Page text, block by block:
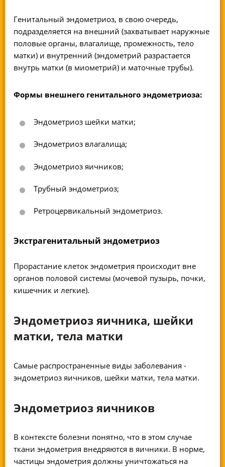
Генитальный эндометриоз, в свою очередь,
подразделяется на внешний (захватывает наружные
половые органы, влагалище, промежность, тело
матки) и внутренний (эндометрий разрастается
внутрь матки (в миометрий) и маточные трубы).
Формы внешнего генитального эндометриоза:
Эндометриоз шейки матки;
Эндометриоз влагалища;
Эндометриоз яичников;
Трубный эндометриоз;
Ретроцервикальный эндометриоз.
Экстрагенитальный эндометриоз
Прорастание клеток эндометрия происходит вне
органов половой системы (мочевой пузырь, почки,
кишечник и легкие).
Эндометриоз яичника, шейки
матки, тела матки
Самые распространенные виды заболевания -
эндометриоз яичников, шейки матки, тела матки.
Эндометриоз яичников
В контексте болезни понятно, что в этом случае
ткани эндометрия внедряются в яичники. В норме,
частицы эндометрия должны уничтожаться на